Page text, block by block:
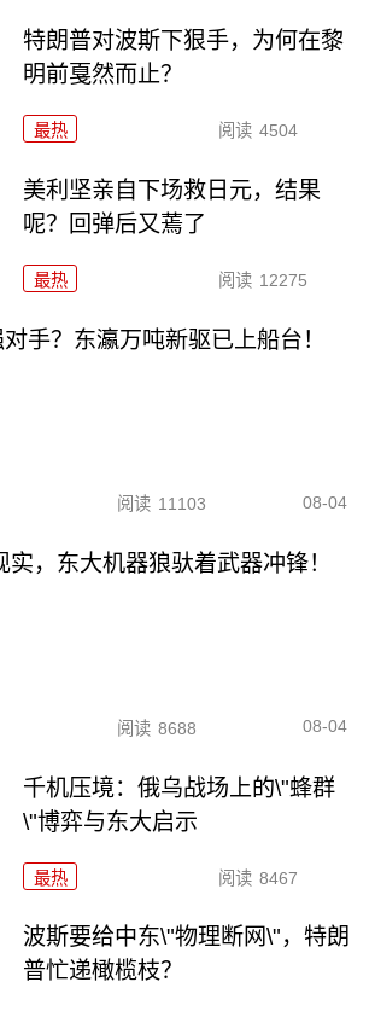
特朗普对波斯下狠手，为何在黎
明前戛然而止？
最热 阅读 4504
美利坚亲自下场救日元，结果
呢？回弹后又蔫了
最热 阅读 12275
手？东瀛万吨新驱已上船台！
阅读 11103 08-04
，东大机器狼驮着武器冲锋！
阅读 8688 08-04
千机压境：俄乌战场上的\"蜂群
\"博弈与东大启示
最热 阅读 8467
波斯要给中东\"物理断网\"，特朗
普忙递橄榄枝？